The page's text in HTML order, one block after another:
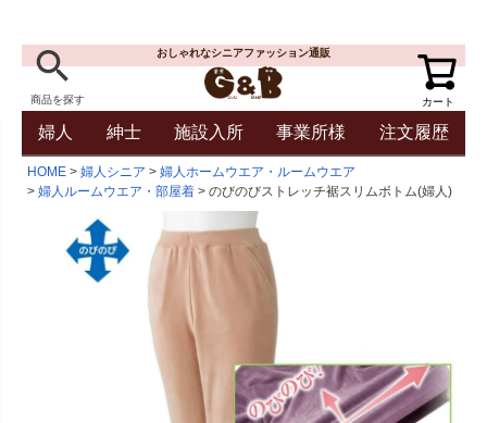
商品を探す
おしゃれなシニアファッション通販
カート
婦人 紳士 施設入所 事業所様 注文履歴
HOME 婦人シニア
婦人ホームウエア・ルームウエア
婦人ルームウエア・部屋着
のびのびストレッチ裾スリムボトム(婦人)